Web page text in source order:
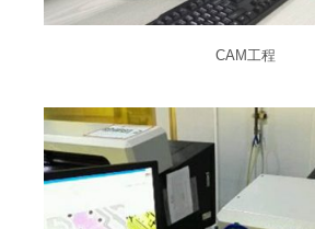
CAM工程